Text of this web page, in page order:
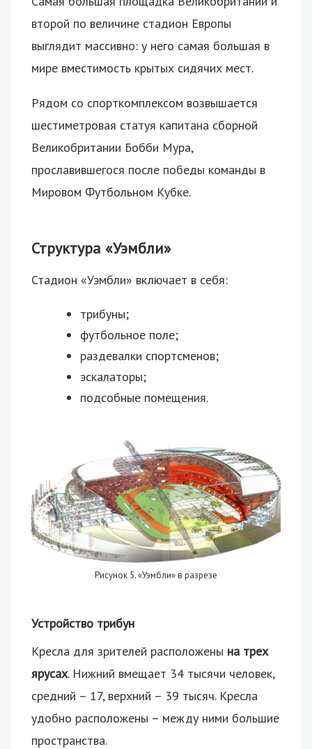
второй по величине стадион Европы
выглядит массивно: у него самая большая в
мире вместимость крытых сидячих мест.
Рядом со спорткомплексом возвышается
шестиметровая статуя капитана сборной
Великобритании Бобби Мура,
прославившегося после победы команды в
Мировом Футбольном Кубке.
Структура «Уэмбли»
Стадион «Уэмбли» включает в себя:
трибуны;
футбольное поле;
раздевалки спортсменов;
эскалаторы;
подсобные помещения.
Рисунок 5. «Уэмбли» в разрезе
Устройство трибун
Кресла для зрителей расположены на трех
ярусах. Нижний вмещает 34 тысячи человек,
средний – 17, верхний – 39 тысяч. Кресла
удобно расположены – между ними большие
пространства.